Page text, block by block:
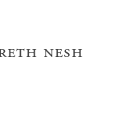
nesh